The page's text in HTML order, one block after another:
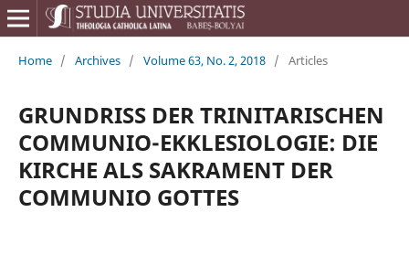
Home / Archives / Volume 63, No. 2, 2018 / Articles
GRUNDRISS DER TRINITARISCHEN
COMMUNIO-EKKLESIOLOGIE: DIE
KIRCHE ALS SAKRAMENT DER
COMMUNIO GOTTES